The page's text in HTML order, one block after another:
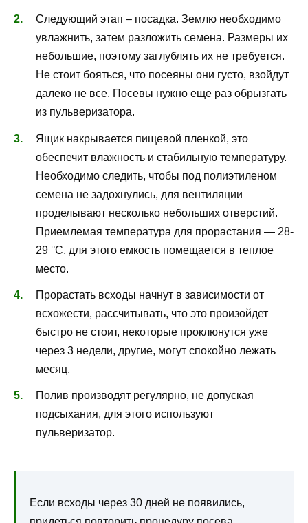
Следующий этап – посадка. Землю необходимо
увлажнить, затем разложить семена. Размеры их
небольшие, поэтому заглублять их не требуется.
Не стоит бояться, что посеяны они густо, взойдут
далеко не все. Посевы нужно еще раз обрызгать
из пульверизатора.
Ящик накрывается пищевой пленкой, это
обеспечит влажность и стабильную температуру.
Необходимо следить, чтобы под полиэтиленом
семена не задохнулись, для вентиляции
проделывают несколько небольших отверстий.
Приемлемая температура для прорастания — 28-
29 °C, для этого емкость помещается в теплое
место.
Прорастать всходы начнут в зависимости от
всхожести, рассчитывать, что это произойдет
быстро не стоит, некоторые проклюнутся уже
через 3 недели, другие, могут спокойно лежать
месяц.
Полив производят регулярно, не допуская
подсыхания, для этого используют
пульверизатор.
Если всходы через 30 дней не появились,